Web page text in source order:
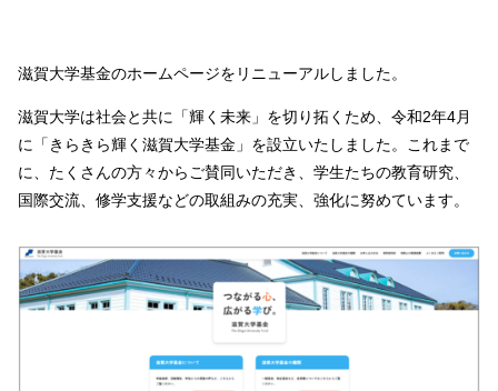
滋賀大学基金のホームページをリニューアルしました。
滋賀大学は社会と共に「輝く未来」を切り拓くため、令和2年4月
に「きらきら輝く滋賀大学基金」を設立いたしました。これまで
に、たくさんの方々からご賛同いただき、学生たちの教育研究、
国際交流、修学支援などの取組みの充実、強化に努めています。